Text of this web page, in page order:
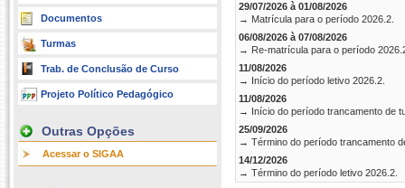
Documentos
Turmas
Trab. de Conclusão de Curso
Projeto Político Pedagógico
Outras Opções
Acessar o SIGAA
29/07/2026 à 01/08/2026
→ Matrícula para o período 2026.2.
06/08/2026 à 07/08/2026
→ Re-matrícula para o período
11/08/2026
→ Início do período letivo 2026.2.
11/08/2026
→ Início do período trancamento de
25/09/2026
→ Término do período trancamento
14/12/2026
→ Término do período letivo 2026.2.